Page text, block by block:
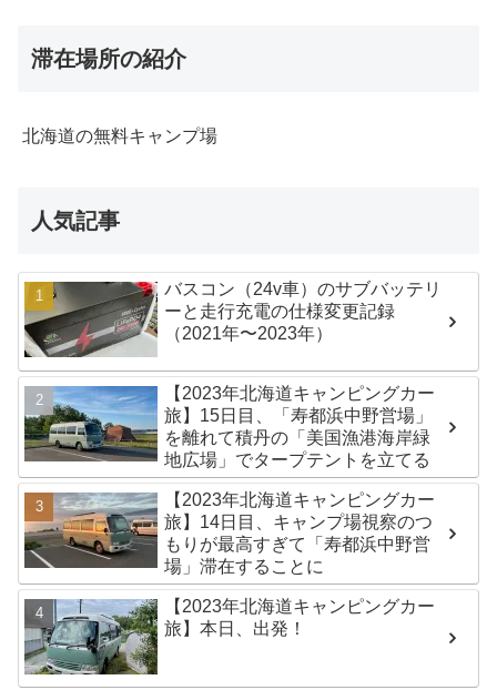
滞在場所の紹介
北海道の無料キャンプ場
人気記事
バスコン（24v車）のサブバッテリ
ーと走行充電の仕様変更記録
（2021年〜2023年）
【2023年北海道キャンピングカー
旅】15日目、「寿都浜中野営場」
を離れて積丹の「美国漁港海岸緑
地広場」でタープテントを立てる
【2023年北海道キャンピングカー
旅】14日目、キャンプ場視察のつ
もりが最高すぎて「寿都浜中野営
場」滞在することに
【2023年北海道キャンピングカー
旅】本日、出発！